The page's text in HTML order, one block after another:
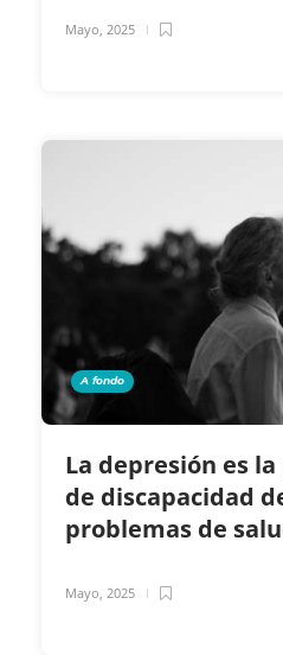
Mayo, 2025
A fondo
La depresión es
de discapacidad
problemas de
Mayo, 2025